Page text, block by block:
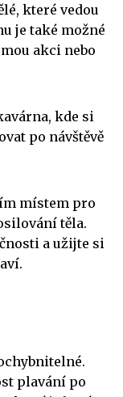
které vedou
je také možné
akci nebo
kde si
po návštěvě
místem pro
těla.
a užijte si
plavání po